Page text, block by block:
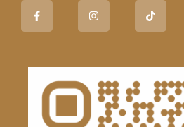
Facebook-
f
InstagramTiktok